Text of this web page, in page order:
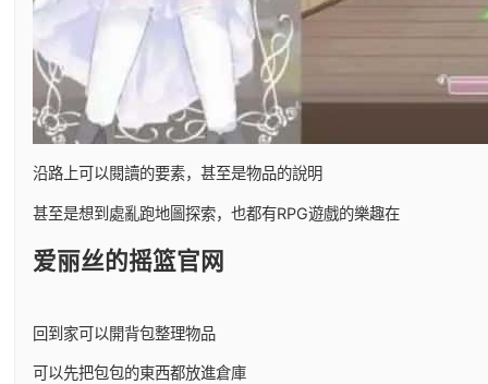
沿路上可以閱讀的要素，甚至是物品的說明
甚至是想到處亂跑地圖探索，也都有RPG遊戲的樂趣在
爱丽丝的摇篮官网
回到家可以開背包整理物品
可以先把包包的東西都放進倉庫